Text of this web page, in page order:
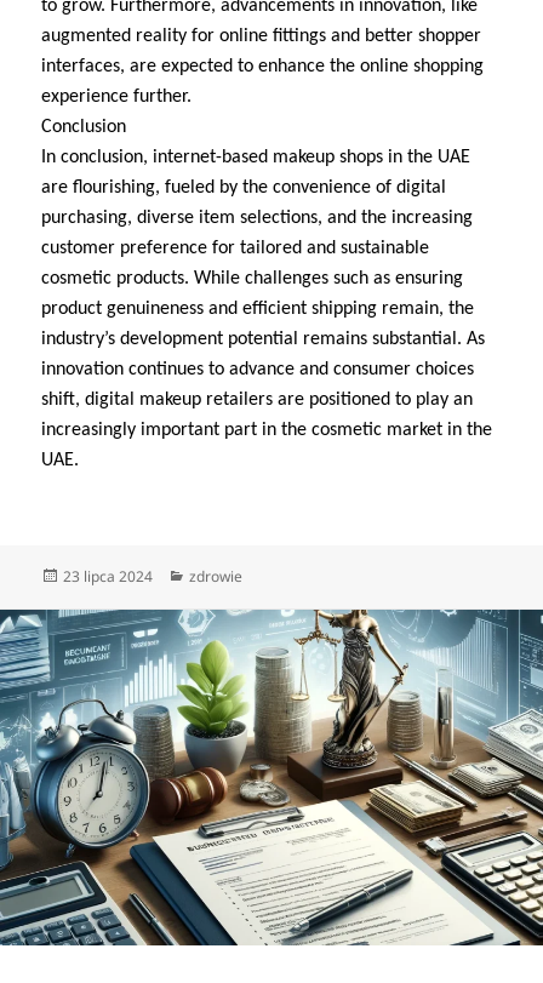
to grow. Furthermore, advancements in innovation, like
augmented reality for online fittings and better shopper
interfaces, are expected to enhance the online shopping
experience further.
Conclusion
In conclusion, internet-based makeup shops in the UAE
are flourishing, fueled by the convenience of digital
purchasing, diverse item selections, and the increasing
customer preference for tailored and sustainable
cosmetic products. While challenges such as ensuring
product genuineness and efficient shipping remain, the
industry’s development potential remains substantial. As
innovation continues to advance and consumer choices
shift, digital makeup retailers are positioned to play an
increasingly important part in the cosmetic market in the
UAE.
Data
23 lipca 2024 Kategorie
zdrowie